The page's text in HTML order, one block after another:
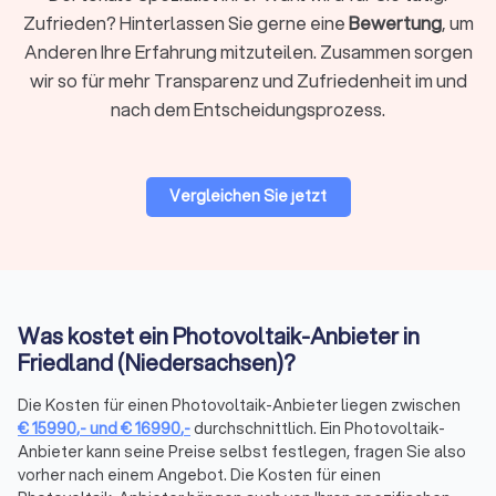
Zuschuss erhalten und mit dem Kauf fortfahren können.
Auswahl des richtigen Installateurs in
Friedland (Niedersachsen)
Ihres Projekts. Hier sind einige Tipps, wie Sie den passenden
Qualifikationen verfügt. Dies garantiert die fachgerechte
Installation der Anlage.
und vergleichen Sie diese. So erhalten Sie einen
Preisüberblick und können das beste Angebot
auswählen.
Mit Trustlocal wird die Suche nach dem besten Dienstleister
Zufrieden? Hinterlassen Sie gerne eineBewertung, um
Anderen Ihre Erfahrung mitzuteilen. Zusammen sorgen
wir so für mehr Transparenz und Zufriedenheit im und
nach dem Entscheidungsprozess.
Vergleichen Sie jetzt
Was kostet ein Photovoltaik-Anbieter in
Friedland (Niedersachsen)?
Die Kosten für einen Photovoltaik-Anbieter liegen zwischen
€15990,-und€16990,-durchschnittlich. Ein Photovoltaik-
Anbieter kann seine Preise selbst festlegen, fragen Sie also
vorher nach einem Angebot. Die Kosten für einen